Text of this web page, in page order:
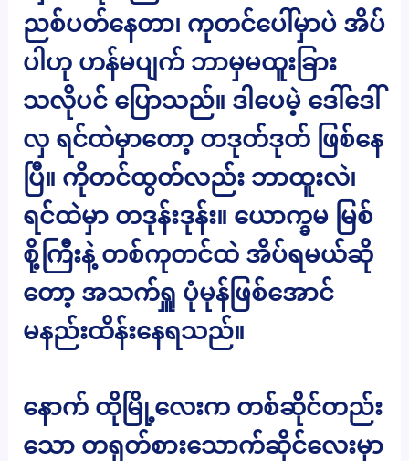
ညစ်ပတ်နေတာ၊ ကုတင်ပေါ်မှာပဲ အိပ်
ပါဟု ဟန်မပျက် ဘာမှမထူးခြား
သလိုပင် ပြောသည်။ ‌ဒါ‌ပေမဲ့ ဒေါ်ဒေါ်
လှ ရင်ထဲမှာတော့ တဒုတ်ဒုတ် ဖြစ်နေ
ပြီ။ ကိုတင်ထွတ်လည်း ဘာထူးလဲ၊
ရင်ထဲမှာ တဒုန်းဒုန်း။ ယောက္ခမ မြစ်
စို့ကြီးနဲ့ တစ်ကုတင်ထဲ အိပ်ရမယ်ဆို
တော့ အသက်ရှူ ပုံမုန်ဖြစ်အောင်
မနည်းထိန်းနေရသည်။
နောက် ထိုမြို့လေးက တစ်ဆိုင်တည်း
သော တရုတ်စားသောက်ဆိုင်လေးမှာ